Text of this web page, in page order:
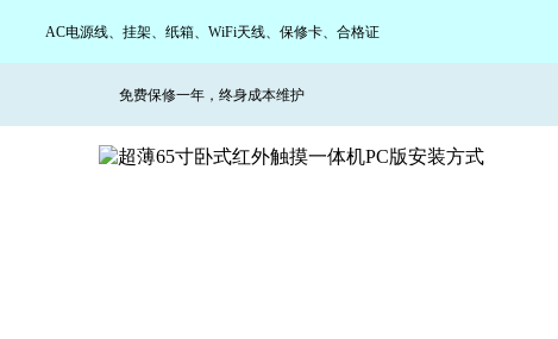
AC电源线、挂架、纸箱、WiFi天线、保修卡、合格证
免费保修一年，终身成本维护